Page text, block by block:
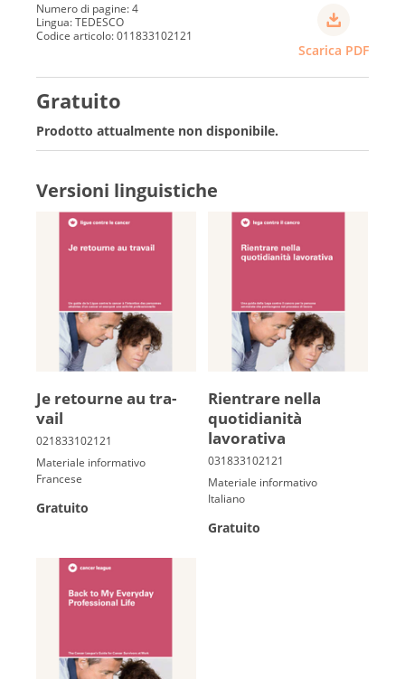
Numero di pagine: 4
Lingua: TEDESCO
Codice articolo: 011833102121
Scarica PDF
Gratuito
Prodotto attualmente non disponibile.
Versioni linguistiche
Je re­tourne au tra­
vail
Materiale informativo
Francese
Gratuito
Rientrare nella
quotidianità
lavorativa
Materiale informativo
Italiano
Gratuito